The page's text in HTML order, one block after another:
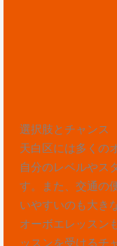
選択肢とチャンス
天白区には多くの
自分のレベルやス
す。また、交通の
いやすいのも大き
オーボエレッスン
ッスンを受けるチ